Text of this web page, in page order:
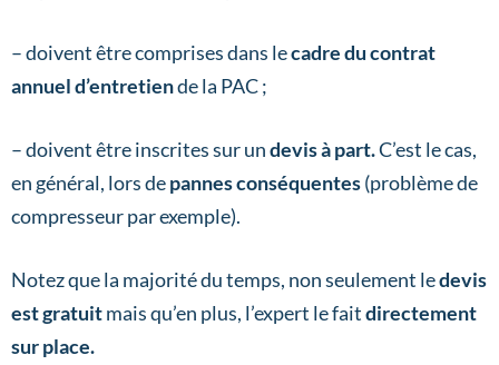
– doivent être comprises dans lecadre du contrat
annuel d’entretiende la PAC ;
– doivent être inscrites sur undevis à part.C’est le cas,
en général, lors depannes conséquentes(problème de
compresseur par exemple).
Notez que la majorité du temps, non seulement ledevis
est gratuitmais qu’en plus, l’expert le faitdirectement
sur place.